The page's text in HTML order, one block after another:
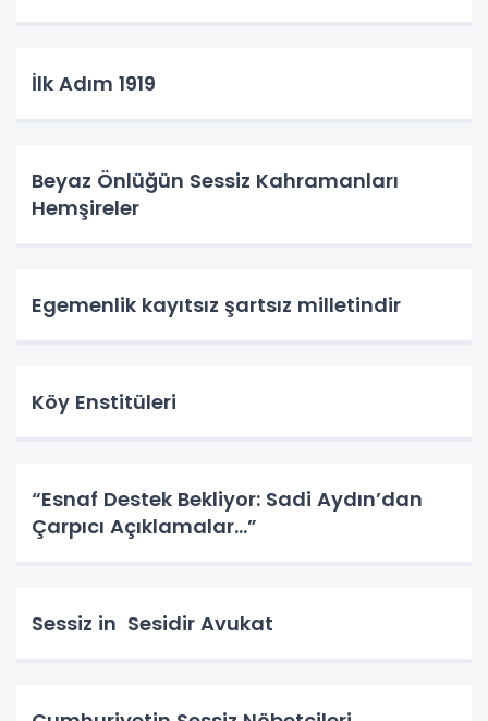
İlk Adım 1919
Beyaz Önlüğün Sessiz Kahramanları
Hemşireler
Egemenlik kayıtsız şartsız milletindir
Köy Enstitüleri
“Esnaf Destek Bekliyor: Sadi Aydın’dan
Çarpıcı Açıklamalar…”
Sessiz in Sesidir Avukat